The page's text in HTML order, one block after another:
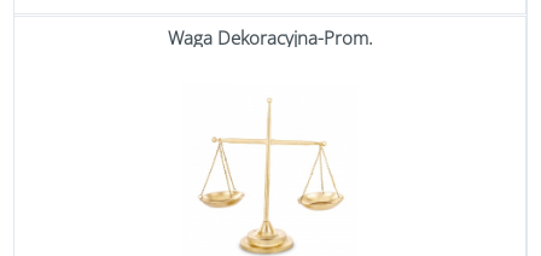
Waga Dekoracyjna-Prom.